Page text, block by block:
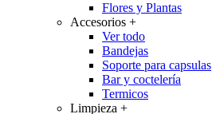
Flores y Plantas
Accesorios +
Ver todo
Bandejas
Soporte para capsulas
Bar y coctelería
Termicos
Limpieza +